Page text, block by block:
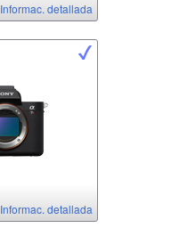
Informac. detallada
Informac. detallada